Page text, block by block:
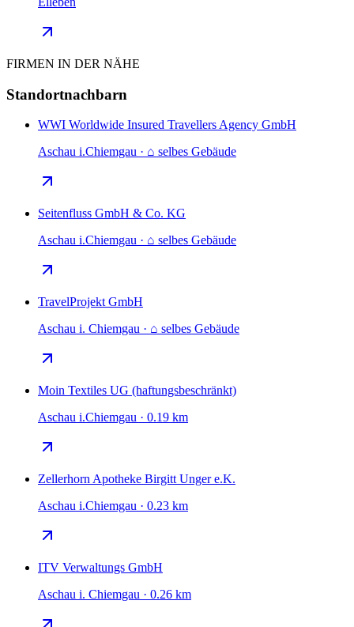
FIRMEN IN DER NÄHE
Standortnachbarn
WWI Worldwide Insured Travellers Agency GmbH
Aschau i.Chiemgau · ⌂ selbes Gebäude
Seitenfluss GmbH & Co. KG
Aschau i.Chiemgau · ⌂ selbes Gebäude
TravelProjekt GmbH
Aschau i. Chiemgau · ⌂ selbes Gebäude
Moin Textiles UG (haftungsbeschränkt)
Aschau i.Chiemgau · 0.19 km
Zellerhorn Apotheke Birgitt Unger e.K.
Aschau i.Chiemgau · 0.23 km
ITV Verwaltungs GmbH
Aschau i. Chiemgau · 0.26 km